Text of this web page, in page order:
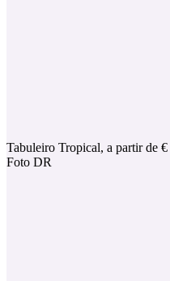
Tabuleiro Tropical, a partir de
Foto DR